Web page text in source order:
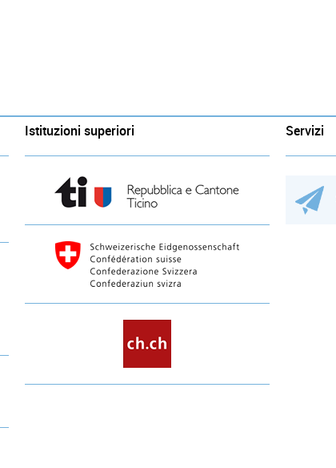
Istituzioni superiori Servizi